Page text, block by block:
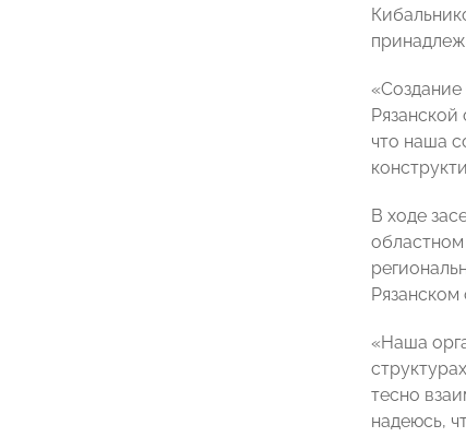
что наша
В ходе
«Наша
тесно
надеюсь,